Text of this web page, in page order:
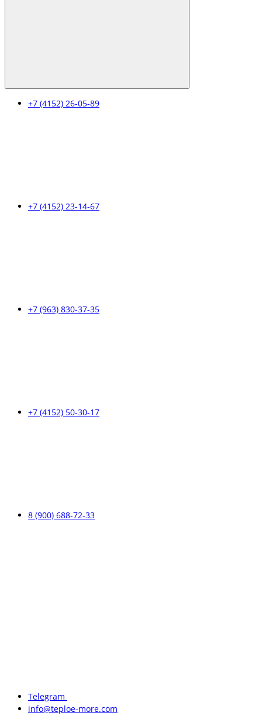
+7 (4152) 26-05-89
+7 (4152) 23-14-67
+7 (963) 830-37-35
+7 (4152) 50-30-17
8 (900) 688-72-33
Telegram
info@teploe-more.com